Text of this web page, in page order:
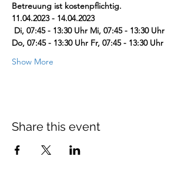
Betreuung ist kostenpflichtig.
11.04.2023 - 14.04.2023
Di, 07:45 - 13:30 Uhr Mi, 07:45 - 13:30 Uhr
Do, 07:45 - 13:30 Uhr Fr, 07:45 - 13:30 Uhr
Show More
Share this event